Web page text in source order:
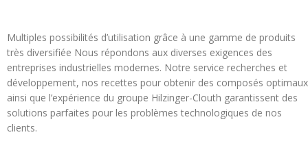
Multiples possibilités d’utilisation grâce à une gamme de produits
très diversifiée Nous répondons aux diverses exigences des
entreprises industrielles modernes. Notre service recherches et
développement, nos recettes pour obtenir des composés optimaux
ainsi que l’expérience du groupe Hilzinger-Clouth garantissent des
solutions parfaites pour les problèmes technologiques de nos
clients.